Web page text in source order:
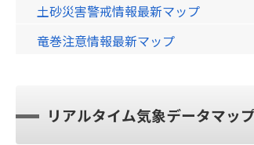
土砂災害警戒情報最新マップ
竜巻注意情報最新マップ
リアルタイム気象データマッ